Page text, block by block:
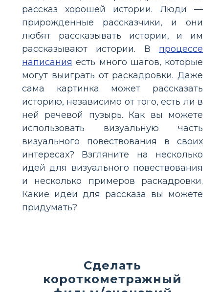
рассказ хорошей истории. Люди —
прирожденные рассказчики, и они
любят рассказывать истории, и им
рассказывают истории. В процессе
написания есть много шагов, которые
могут выиграть от раскадровки. Даже
сама картинка может рассказать
историю, независимо от того, есть ли в
ней речевой пузырь. Как вы можете
использовать визуальную часть
визуального повествования в своих
интересах? Взгляните на несколько
идей для визуального повествования
и несколько примеров раскадровки.
Какие идеи для рассказа вы можете
придумать?
Сделать
короткометражный